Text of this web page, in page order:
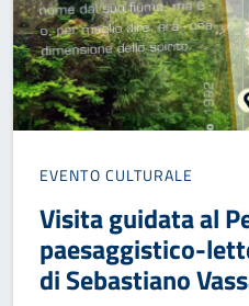
EVENTO CULTURALE
Visita guidata al
paesaggistico-
di Sebastiano